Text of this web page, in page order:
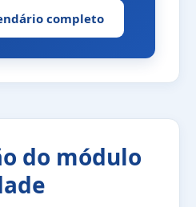
completo
do módulo